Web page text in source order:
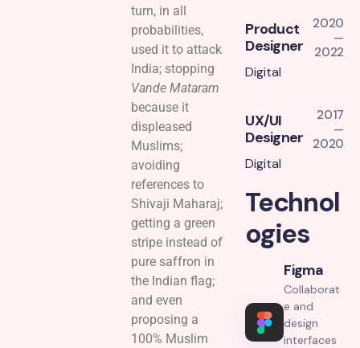
turn, in all
probabilities,
used it to attack
India; stopping
Vande Mataram
because it
displeased
Muslims;
avoiding
references to
Shivaji Maharaj;
getting a green
stripe instead of
pure saffron in
the Indian flag;
and even
proposing a
100% Muslim
Product
Designer
2020
—
2022
Digital
UX/UI
Designer
2017
—
2020
Digital
Technol
ogies
Figma
Collaborat
e and
design
interfaces